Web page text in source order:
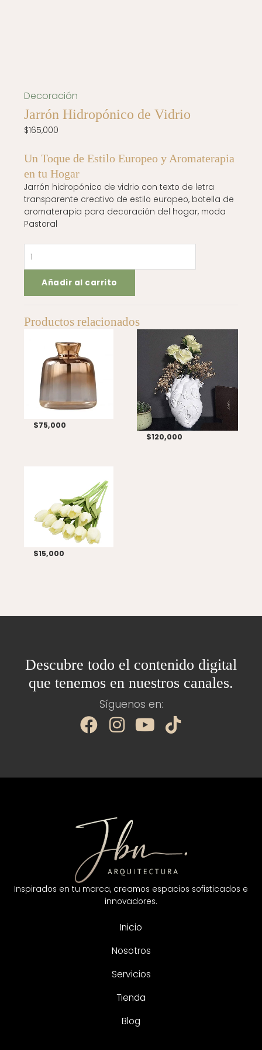
Decoración
Jarrón Hidropónico de Vidrio
$165,000
Un Toque de Estilo Europeo y Aromaterapia
en tu Hogar
Jarrón hidropónico de vidrio con texto de letra
transparente creativo de estilo europeo, botella de
aromaterapia para decoración del hogar, moda
Pastoral
Hidropónico
Vidrio
cantidad
Añadir al carrito
Productos relacionados
$75,000
$120,000
$15,000
Descubre todo el contenido digital
que tenemos en nuestros canales.
Síguenos en:
F
a
e
o
k
I
t
g
r
a
m
Y
t
T
i
t
Inspirados en tu marca, creamos espacios sofisticados e
innovadores.
Inicio
Nosotros
Servicios
Tienda
Blog